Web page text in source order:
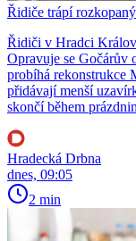
Řidiče trápí
Řidiči v Hradci
Opravuje se Gočárův
probíhá rekonstrukce
přidávají menší
skončí během
Hradecká Drbna
dnes, 09:05
2 min